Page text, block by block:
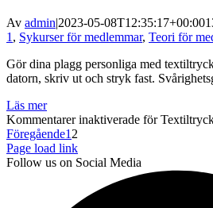
Av admin|2023-05-08T12:35:17+00:00
1 , Sykurser för medlemmar, Teori för
Gör dina plagg personliga med
datorn, skriv ut och stryk fast.
Läs mer
Kommentarer inaktiverade för
Föregående1 2
Page load link
Follow us on Social Media